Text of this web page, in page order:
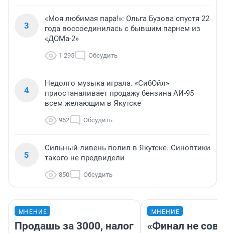
3
«Моя любимая пара!»: Ольга Бузова спустя 22
года воссоединилась с бывшим парнем из
«ДОМа-2»
1 295 Обсудить
4
Недолго музыка играла. «СибОйл»
приостаналивает продажу бензина АИ-95
всем желающим в Якутске
962 Обсудить
5
Сильный ливень полил в Якутске. Синоптики
такого не предвидели
850 Обсудить
МНЕНИЕ
Продашь за 3000, налог
МНЕНИЕ
«Финал не